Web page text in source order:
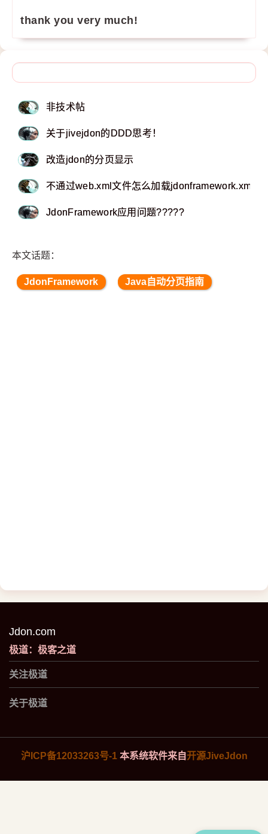
thank you very much!
非技术帖
关于jivejdon的DDD思考！
改造jdon的分页显示
不通过web.xml文件怎么加载jdonframework.xml?
JdonFramework应用问题?????
本文话题：
JdonFramework Java自动分页指南
Jdon.com
极道：极客之道
关注极道
关于极道
沪ICP备12033263号-1本系统软件来自开源JiveJdon